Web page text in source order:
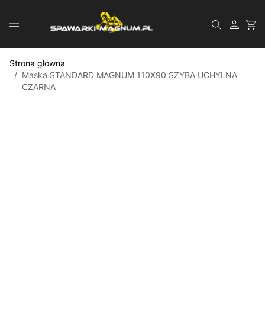
Szukaj
Strona główna
/ Maska STANDARD MAGNUM 110X90 SZYBA UCHYLNA
CZARNA